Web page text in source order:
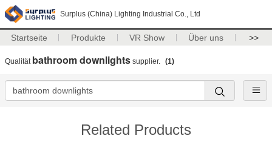
Surplus (China) Lighting Industrial Co., Ltd
Startseite Produkte VR Show Über uns >>
Qualität bathroom downlights supplier. (1)
Related Products